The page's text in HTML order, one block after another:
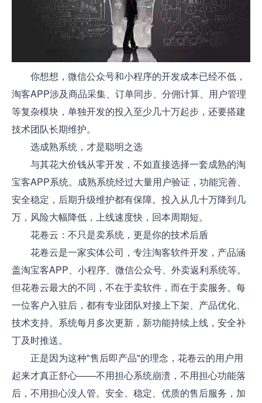
你想想，微信公众号和小程序的开发成本已经不低，
淘客APP涉及商品采集、订单同步、分佣计算、用户管理
等复杂模块，单独开发的投入至少几十万起步，还要搭建
技术团队长期维护。
选成熟系统，才是聪明之选
与其花大价钱从零开发，不如直接选择一套成熟的淘
宝客APP系统。成熟系统经过大量用户验证，功能完善、
安全稳定，后期升级维护都有保障。投入从几十万降到几
万，风险大幅降低，上线速度快，回本周期短。
花卷云：不只是卖系统，更是你的技术后盾
花卷云是一家实体公司，专注淘客软件开发，产品涵
盖淘宝客APP、小程序、微信公众号、外卖返利系统等。
但花卷云最大的不同，不在于卖软件，而在于卖服务。每
一位客户入驻后，都有专业团队对接上下架、产品优化、
技术支持。系统每月多次更新，新功能持续上线，安全补
丁及时推送。
正是因为这种"售后即产品"的理念，花卷云的用户用
起来才真正舒心——不用担心系统崩溃，不用担心功能落
后，不用担心没人管。安全、稳定、优质的售后服务，加